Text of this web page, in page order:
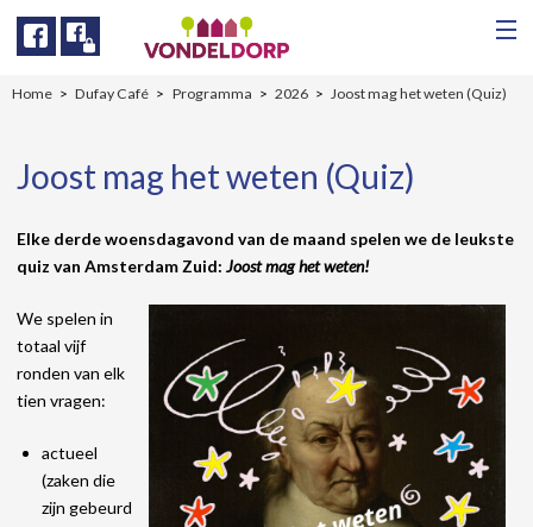
Facebook
Home Dufay Café Programma 2026 Joost mag het weten (Quiz)
Joost mag het weten (Quiz)
Elke derde woensdagavond van de maand spelen we de leukste
quiz van Amsterdam Zuid: Joost mag het weten!
We spelen in
totaal vijf
ronden van elk
tien vragen:
actueel
(zaken die
zijn gebeurd